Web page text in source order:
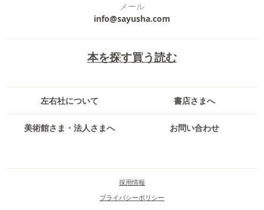
本を探す買う読む
左右社について 書店さまへ
美術館さま・法人さまへ お問い合わせ
採用情報
プライバシーポリシー
メール
info@sayusha.com